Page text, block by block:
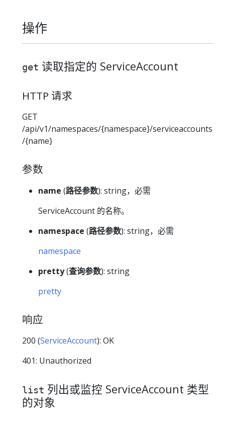
操作
get 读取指定的 ServiceAccount
HTTP 请求
GET
/api/v1/namespaces/{namespace}/serviceaccounts
/{name}
参数
name (路径参数): string，必需
ServiceAccount 的名称。
namespace (路径参数): string，必需
namespace
pretty(查询参数): string
pretty
响应
200 (ServiceAccount): OK
401: Unauthorized
list 列出或监控 ServiceAccount 类型
的对象